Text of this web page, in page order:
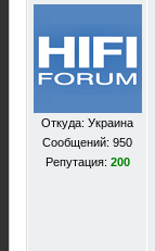
Откуда: Украина
Сообщений: 950
Репутация: 200